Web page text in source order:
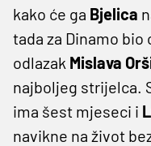
kako će ga Bjelica
tada za Dinamo bio
odlazak Mislava
najboljeg strijelca.
ima šest mjeseci i
navikne na život